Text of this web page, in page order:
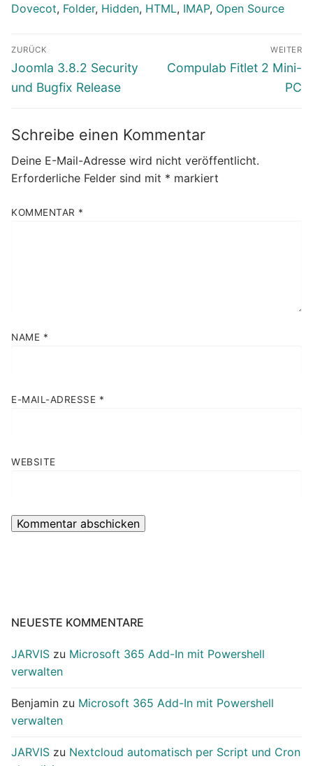
Dovecot, Folder, Hidden, HTML, IMAP, Open Source
Beitragsnavigation
ZURÜCK
Vorheriger
Beitrag:
Joomla 3.8.2 Security
und Bugfix Release
WEITER
Nächster
Compulab Fitlet 2 Mini-
PC
Schreibe einen Kommentar
Deine E-Mail-Adresse wird nicht veröffentlicht.
Erforderliche Felder sind mit * markiert
KOMMENTAR *
NAME *
E-MAIL-ADRESSE *
WEBSITE
NEUESTE KOMMENTARE
JARVIS zu Microsoft 365 Add-In mit Powershell
verwalten
Benjamin zu Microsoft 365 Add-In mit Powershell
verwalten
JARVIS zu Nextcloud automatisch per Script und Cron